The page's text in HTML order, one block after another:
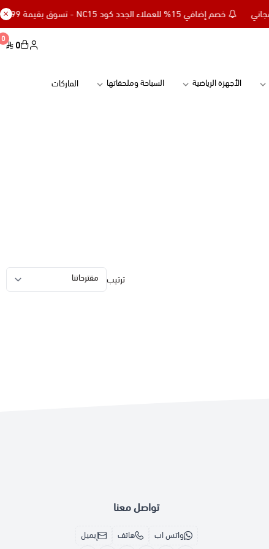
خصم إضافي 15% للعملاء الجدد كود NC15 - تسوق بقيمة 299 ريال وأحصل على توصيل مجاني
0 0
الأجهزة الرياضية السباحة وملحقاتها
الماركات
ترتيب
تواصل معنا
واتس اب هاتف إيميل